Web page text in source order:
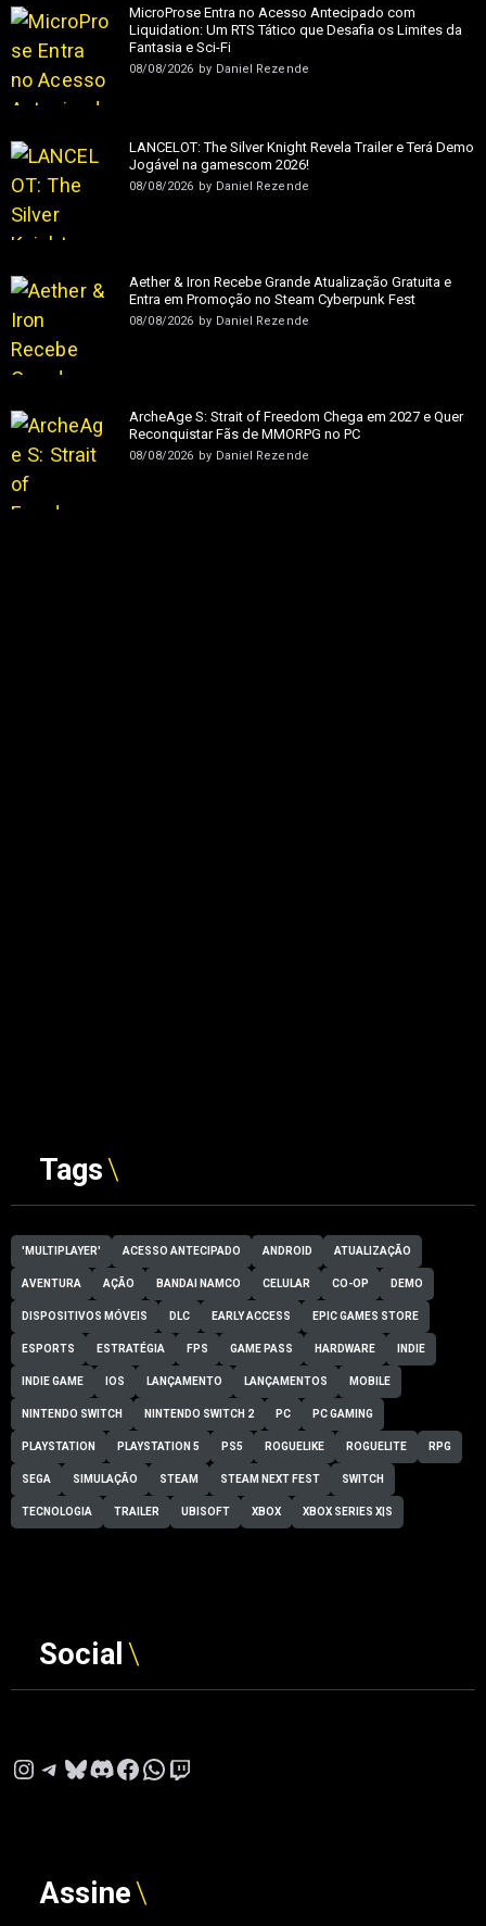
MicroProse Entra no Acesso Antecipado com
Liquidation: Um RTS Tático que Desafia os Limites da
Fantasia e Sci-Fi
08/08/2026 by Daniel Rezende
LANCELOT: The Silver Knight Revela Trailer e Terá Demo
Jogável na gamescom 2026!
08/08/2026 by Daniel Rezende
Aether & Iron Recebe Grande Atualização Gratuita e
Entra em Promoção no Steam Cyberpunk Fest
08/08/2026 by Daniel Rezende
ArcheAge S: Strait of Freedom Chega em 2027 e Quer
Reconquistar Fãs de MMORPG no PC
08/08/2026 by Daniel Rezende
Tags
'MULTIPLAYER' ACESSO ANTECIPADO ANDROID ATUALIZAÇÃO
AVENTURA AÇÃO BANDAI NAMCO CELULAR CO-OP DEMO
DISPOSITIVOS MÓVEIS DLC EARLY ACCESS EPIC GAMES STORE
ESPORTS ESTRATÉGIA FPS GAME PASS HARDWARE INDIE
INDIE GAME IOS LANÇAMENTO LANÇAMENTOS MOBILE
NINTENDO SWITCH NINTENDO SWITCH 2 PC PC GAMING
PLAYSTATION PLAYSTATION 5 PS5 ROGUELIKE ROGUELITE RPG
SEGA SIMULAÇÃO STEAM STEAM NEXT FEST SWITCH
TECNOLOGIA TRAILER UBISOFT XBOX XBOX SERIES X|S
Social
Instagram
Telegram
Bluesky
Discord
Facebook
WhatsApp
Twitch
Assine